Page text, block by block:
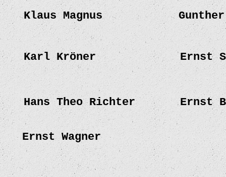
Klaus Magnus
Karl Kröner Ernst
Ernst Wagner
Hans Theo Richter Ernst